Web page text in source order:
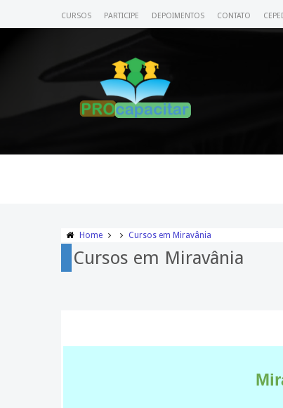
CURSOS PARTICIPE DEPOIMENTOS CONTATO
Home Cursos em Miravânia
Cursos em Miravânia